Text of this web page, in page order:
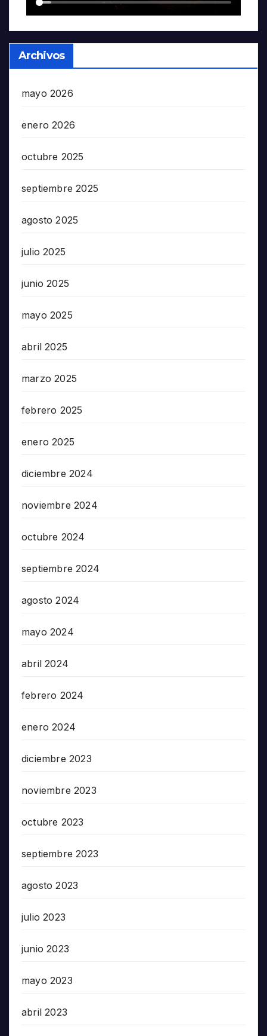
Archivos
mayo 2026
enero 2026
octubre 2025
septiembre 2025
agosto 2025
julio 2025
junio 2025
mayo 2025
abril 2025
marzo 2025
febrero 2025
enero 2025
diciembre 2024
noviembre 2024
octubre 2024
septiembre 2024
agosto 2024
mayo 2024
abril 2024
febrero 2024
enero 2024
diciembre 2023
noviembre 2023
octubre 2023
septiembre 2023
agosto 2023
julio 2023
junio 2023
mayo 2023
abril 2023